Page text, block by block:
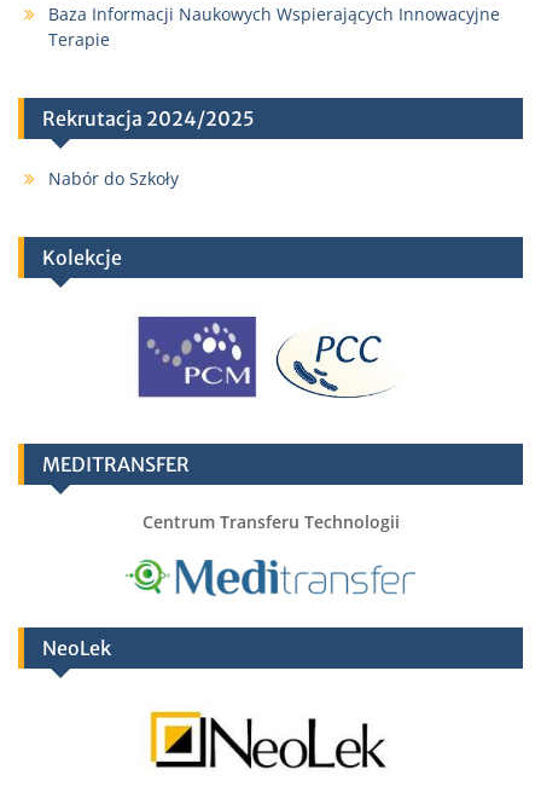
Baza Informacji Naukowych Wspierających Innowacyjne
Terapie
Rekrutacja 2024/2025
Nabór do Szkoły
Kolekcje
MEDITRANSFER
Centrum Transferu Technologii
NeoLek